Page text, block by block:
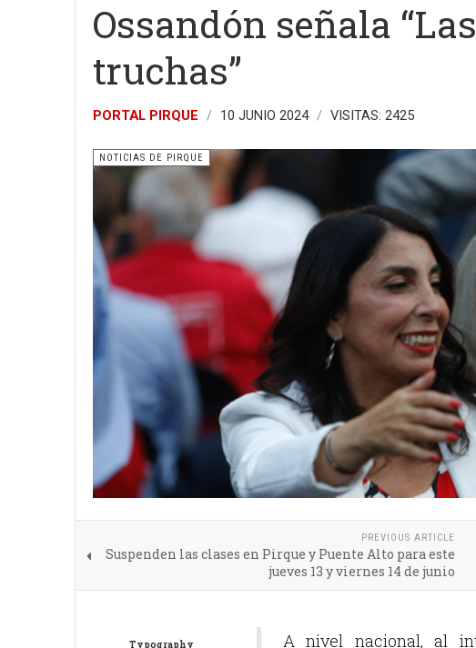
Ossandón señala
truchas”
PORTAL PIRQUE 10 JUNIO 2024 VISITAS: 2425
NOTICIAS DE PIRQUE
PREVIOUS ARTICLE
Suspenden las clases en Pirque y Puente Alto para este
jueves 13 y viernes 14 de junio
Typography
A nivel nacional, al